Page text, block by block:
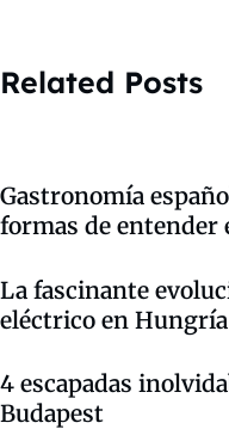
Related Posts
Gastronomía
formas de entender
La fascinante
eléctrico en Hungría
4 escapadas
Budapest